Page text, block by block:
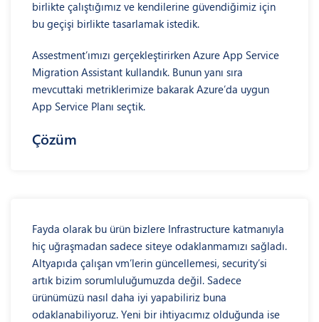
Çözüm
birlikte çalıştığımız ve kendilerine güvendiğimiz için
bu geçişi birlikte tasarlamak istedik.
Assestment’ımızı gerçekleştirirken Azure App Service
Migration Assistant kullandık. Bunun yanı sıra
mevcuttaki metriklerimize bakarak Azure’da uygun
App Service Planı seçtik.
Fayda olarak bu ürün bizlere Infrastructure katmanıyla
hiç uğraşmadan sadece siteye odaklanmamızı sağladı.
Altyapıda çalışan vm’lerin güncellemesi, security’si
artık bizim sorumluluğumuzda değil. Sadece
ürünümüzü nasıl daha iyi yapabiliriz buna
odaklanabiliyoruz. Yeni bir ihtiyacımız olduğunda ise